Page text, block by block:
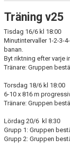
Träning v25
Tisdag 16/6 kl 18:00
Minutintervaller 1-2-3-
banan.
Byt riktning efter varje
Tränare: Gruppen
Torsdag 18/6 kl 18:00
6-10 x 816 m
Tränare: Gruppen
Lördag 20/6 kl 8:30
Grupp 1: Gruppen
Grupp 2: Gruppen